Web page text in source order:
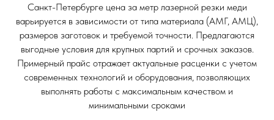
Санкт-Петербурге цена за метр лазерной резки меди
варьируется в зависимости от типа материала (АМГ, АМЦ),
размеров заготовок и требуемой точности. Предлагаются
выгодные условия для крупных партий и срочных заказов.
Примерный прайс отражает актуальные расценки с учетом
современных технологий и оборудования, позволяющих
выполнять работы с максимальным качеством и
минимальными сроками